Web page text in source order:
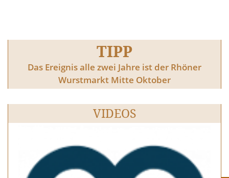
TIPP
Das Ereignis alle zwei Jahre ist der Rhöner
Wurstmarkt Mitte Oktober
VIDEOS